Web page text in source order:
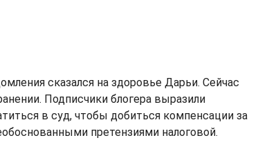
сказался на здоровье Дарьи. Сейчас
Подписчики блогера выразили
в суд, чтобы добиться компенсации за
претензиями налоговой.